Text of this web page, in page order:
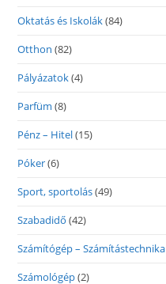
Oktatás és Iskolák(84)
Otthon (82)
Pályázatok(4)
Parfüm (8)
Pénz – Hitel(15)
Póker(6)
Sport, sportolás(49)
Szabadidő (42)
Számítógép – Számítástechnika
Számológép(2)